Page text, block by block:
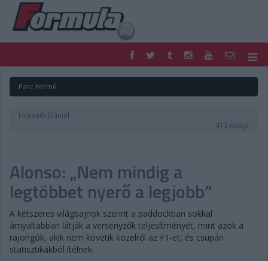
FORMULA
MOTOR
NEMZETKÖZI
DIGITÁLIS MAGAZIN
PONTÁLLÁSOK
VERSENYNAPTÁRAK
Parc Fermé
Horváth Dániel
413 napja
Alonso: „Nem mindig a
legtöbbet nyerő a legjobb”
A kétszeres világbajnok szerint a paddockban sokkal
árnyaltabban látják a versenyzők teljesítményét, mint azok a
rajongók, akik nem követik közelről az F1-et, és csupán
statisztikákból ítélnek.